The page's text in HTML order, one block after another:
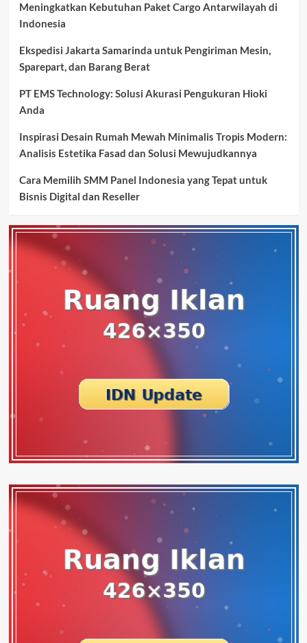
Meningkatkan Kebutuhan Paket Cargo Antarwilayah di
Indonesia
Ekspedisi Jakarta Samarinda untuk Pengiriman Mesin,
Sparepart, dan Barang Berat
PT EMS Technology: Solusi Akurasi Pengukuran Hioki
Anda
Inspirasi Desain Rumah Mewah Minimalis Tropis Modern:
Analisis Estetika Fasad dan Solusi Mewujudkannya
Cara Memilih SMM Panel Indonesia yang Tepat untuk
Bisnis Digital dan Reseller